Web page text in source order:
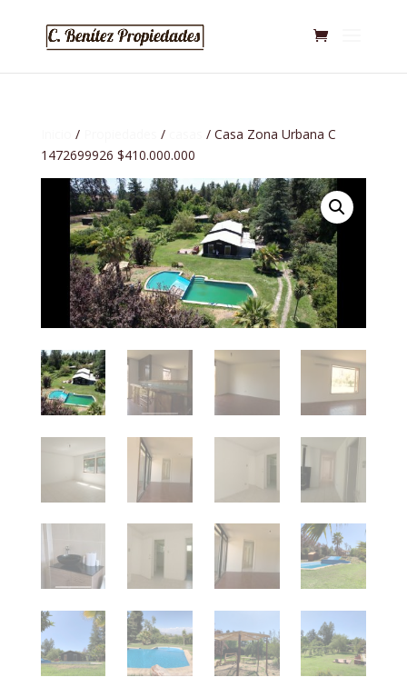
/ /
/ Casa Zona Urbana C
1472699926 $410.000.000